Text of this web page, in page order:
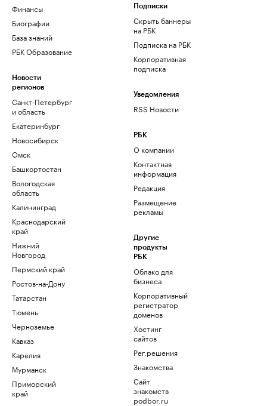
Финансы
Биографии
База знаний
РБК Образование
Новости
регионов
Санкт-Петербург
и область
Екатеринбург
Новосибирск
Омск
Башкортостан
Вологодская
область
Калининград
Краснодарский
край
Нижний
Новгород
Пермский край
Ростов-на-Дону
Татарстан
Тюмень
Черноземье
Кавказ
Карелия
Мурманск
Приморский
край
Подписки
Скрыть баннеры
на РБК
Подписка на РБК
Корпоративная
подписка
Уведомления
RSS Новости
РБК
О компании
Контактная
информация
Редакция
Размещение
рекламы
Другие
продукты
РБК
Облако для
бизнеса
Корпоративный
регистратор
доменов
Хостинг
сайтов
Рег.решения
Знакомства
Сайт
знакомств
podbor.ru